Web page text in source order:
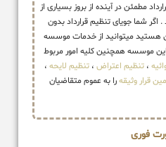
مطمئن در آینده از بروز بسیاری از
شما جویای تنظیم قرارداد بدون
هستید میتوانید از خدمات موسسه
موسسه همچنین کلیه امور مربوط
، تنظیم اعتراض ، تنظیم لایحه ،
قرار وثیقهرا به عموم متقاضیان
فوری